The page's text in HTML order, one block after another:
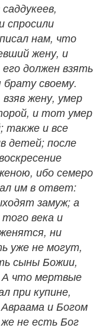
спросили
нам, что
жену, и
должен взять
своему.
жену, умер
и тот умер
также и все
детей; после
ибо семеро
им в ответ:
замуж; а
века и
ни
уже не могут,
сыны Божии,
А что мертвые
при купине,
и Богом
не есть Бог